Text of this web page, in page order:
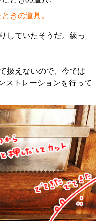
きの道具。
していたそうだ。練っ
扱えないので、今では
ストレーションを行って